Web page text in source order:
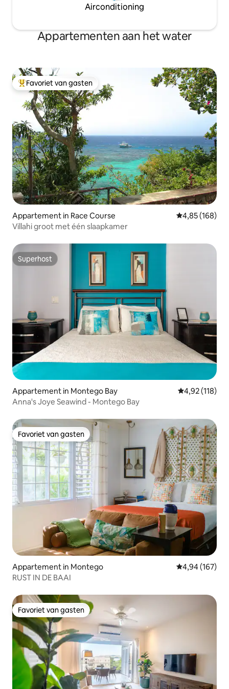
Airconditioning
Appartementen aan het water
Topfavoriet van gasten
Favoriet van gasten
Appartement in Race Course Gemiddelde
4,85 (168)
Villahi groot met één slaapkamer
Superhost
Superhost
Appartement in Montego Bay Gemiddelde
4,92 (118)
Anna's Joye Seawind - Montego Bay
Favoriet van gasten
Favoriet van gasten
Appartement in Montego Gemiddelde
4,94 (167)
RUST IN DE BAAI
Favoriet van gasten
Favoriet van gasten